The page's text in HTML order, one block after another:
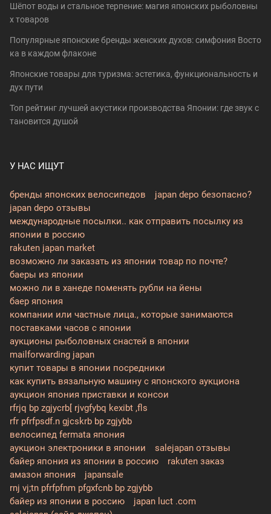
Шёпот воды и стальное терпение: магия японских рыболовны
х товаров
Популярные японские бренды женских духов: симфония Восто
ка в каждом флаконе
Японские товары для туризма: эстетика, функциональность и
дух пути
Топ рейтинг лучшей акустики производства Японии: где звук с
тановится душой
У НАС ИЩУТ
бренды японских велосипедов
japan depo безопасно?
japan depo отзывы
международные посылки.. как отправить посылку из
японии в россию
rakuten japan market
возможно ли заказать из японии товар по почте?
баеры из японии
можно ли в ханеде поменять рубли на йены
баер япония
компании или частные лица., которые занимаются
поставками часов с японии
аукционы рыболовных снастей в японии
mailforwarding japan
купит товары в японии посредники
как купить вязальную машину с японского аукциона
аукцион япония приставки и консои
rfrjq bp zgjycrb[ rjvgfybq kexibt ,fls
rfr pfrfpsdf.n gjcskrb bp zgjybb
велосипед fermata япония
аукцион электроники в японии
salejapan отзывы
байер япония из японии в россию
rakuten заказ
амазон япония
japansale
rnj vj;tn pfrfpfnm pfgxfcnb bp zgjybb
байер из японии в россию
japan luct .com